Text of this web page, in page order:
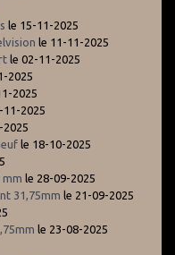
le 15-11-2025
le 11-11-2025
le 02-11-2025
2025
2025
11-2025
2025
le 18-10-2025
mm le 28-09-2025
31,75mm le 21-09-2025
le 23-08-2025